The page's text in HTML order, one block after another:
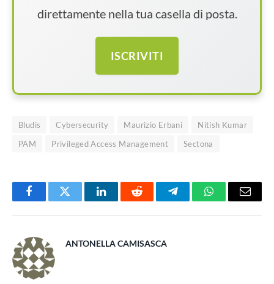
direttamente nella tua casella di posta.
ISCRIVITI
Bludis Cybersecurity Maurizio Erbani
Nitish Kumar
PAM
Privileged Access Management Sectona
FacebookTwitter LinkedInReddit TelegramWhatsAppEmail
ANTONELLA CAMISASCA